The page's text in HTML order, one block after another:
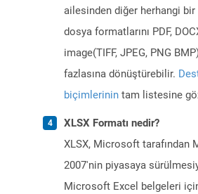
ailesinden diğer herhangi
dosya formatlarını PDF,
image(TIFF, JPEG, PNG
fazlasına dönüştürebilir.
biçimlerinin tam listesine
XLSX Formatı nedir?
XLSX, Microsoft tarafından
2007'nin piyasaya
Microsoft Excel belgeleri